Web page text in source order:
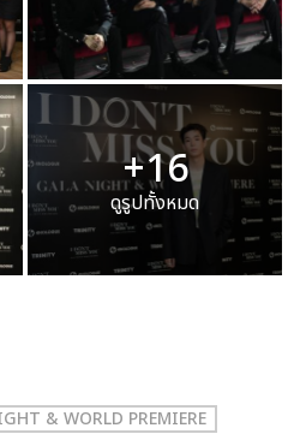
+16
ดูรูปทั้งหมด
& WORLD PREMIERE